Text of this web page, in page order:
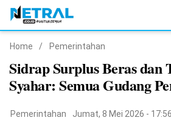
Nasional
Pemerintahan
Home / Pemerintahan
Sidrap Surplus Beras dan
Syahar: Semua Gudang
Pemerintahan
Jumat, 8 Mei 2026 - 17:56